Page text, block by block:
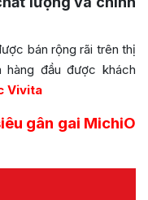
bán rộng rãi trên thị
đầu được khách
Vivita
gân gai MichiO